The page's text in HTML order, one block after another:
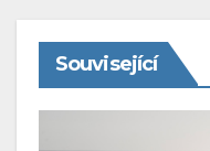
Související